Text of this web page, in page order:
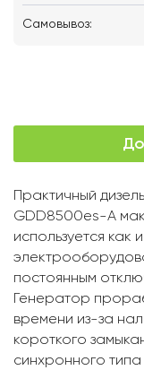
Самовывоз:
Практичный
GDD8500es-A
используется как
постоянным
Генератор
времени из-за
короткого
синхронного